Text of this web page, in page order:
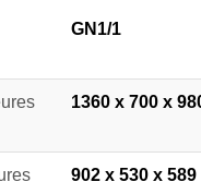
GN1/1
1360 x 700 x
902 x 530 x 589